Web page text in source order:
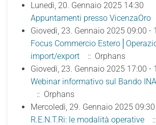
Lunedì, 20. Gennaio 2025 14:30
Appuntamenti presso VicenzaOro
Giovedì, 23. Gennaio 2025 09:00 -
Focus Commercio
import/export
:: Orphans
Giovedì, 23. Gennaio 2025 17:00 -
Webinar informativo sul Bando
:: Orphans
Mercoledì, 29. Gennaio 2025
R.E.N.T.Ri: le modalità operative